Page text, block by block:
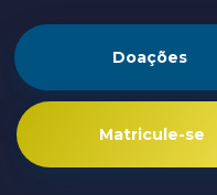
Doações
Matricule-se